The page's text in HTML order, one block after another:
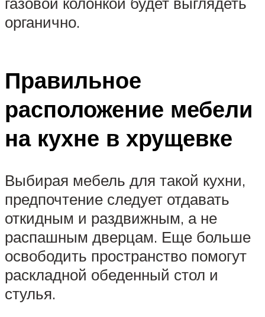
органично.
Правильное
расположение мебели
на кухне в хрущевке
Выбирая мебель для такой кухни,
предпочтение следует отдавать
откидным и раздвижным, а не
распашным дверцам. Еще больше
освободить пространство помогут
раскладной обеденный стол и
стулья.